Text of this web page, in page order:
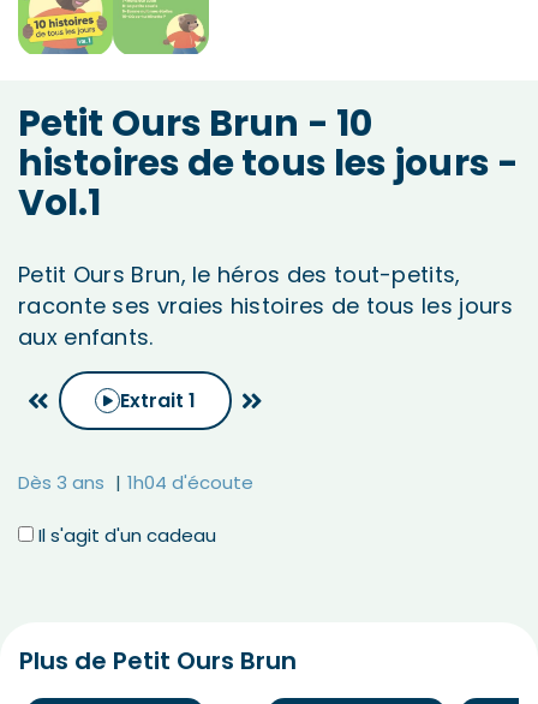
Petit Ours Brun - 10
histoires de tous les jours -
Vol.1
Petit Ours Brun, le héros des tout-petits,
raconte ses vraies histoires de tous les jours
aux enfants.
Extrait 1
Dès 3 ans 1h04 d'écoute
Il s'agit d'un cadeau
Plus de Petit Ours Brun